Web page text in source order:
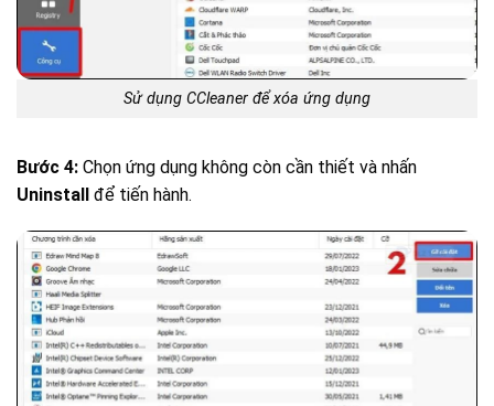
Sử dụng CCleaner để xóa ứng dụng
Bước 4: Chọn ứng dụng không còn cần thiết và nhấn
Uninstall để tiến hành.